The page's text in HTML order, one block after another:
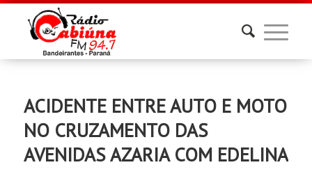
ACIDENTE ENTRE AUTO E MOTO
NO CRUZAMENTO DAS
AVENIDAS AZARIA COM EDELINA